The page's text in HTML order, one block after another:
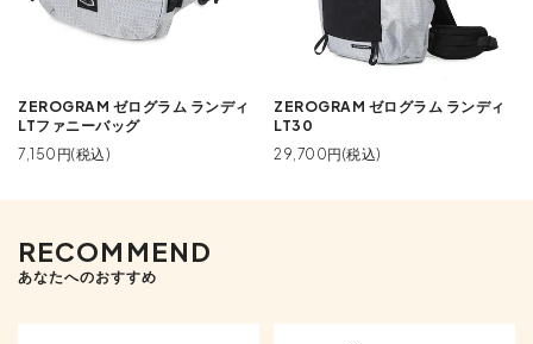
ZEROGRAM ゼログラム ランディ
LTファニーバッグ
7,150円(税込)
ZEROGRAM ゼログラム ランディ
LT30
29,700円(税込)
RECOMMEND
あなたへのおすすめ